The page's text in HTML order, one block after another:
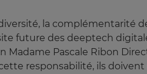
la complémentarité
future des deeptech
Madame Pascale Ribon
responsabilité, ils